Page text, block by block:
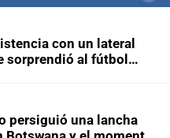
con:
con un lateral
sorprendió al fútbol
persiguió una lancha